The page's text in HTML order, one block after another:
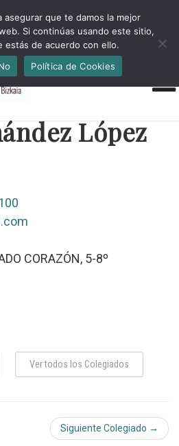
16:30 Vier 9:00-14:00
Móvil y Whatsapp
López
CORAZÓN, 5-8º
Ver todos los Colegiados
Siguiente Colegiado →
asegurar que te damos la mejor
Si continúas usando este sitio,
estás de acuerdo con ello.
Política de Cookies